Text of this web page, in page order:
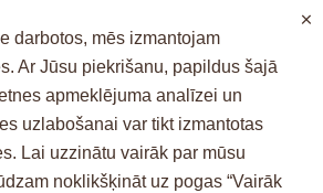
© Valsts kanceleja , 2026
Personas datu apstrāde
Privātuma politika
×
darbotos, mēs izmantojam
Ar Jūsu piekrišanu, papildus šajā
apmeklējuma analīzei un
uzlabošanai var tikt izmantotas
Lai uzzinātu vairāk par mūsu
noklikšķināt uz pogas “Vairāk